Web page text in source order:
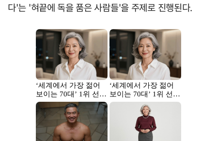
다'는 '혀끝에 독을 품은 사람들'을 주제로 진행된다.